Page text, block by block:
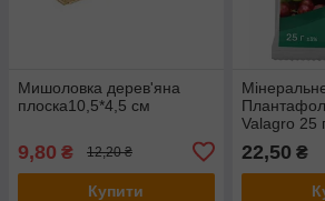
Мишоловка дерев'яна
плоска10,5*4,5 см
9,80 ₴ 12,20 ₴
Купити
Valagro 25
22,50 ₴